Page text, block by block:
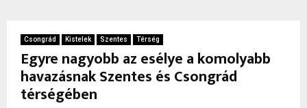
Csongrád Kistelek Szentes Térség
Egyre nagyobb az esélye a komolyabb
havazásnak Szentes és Csongrád
térségében